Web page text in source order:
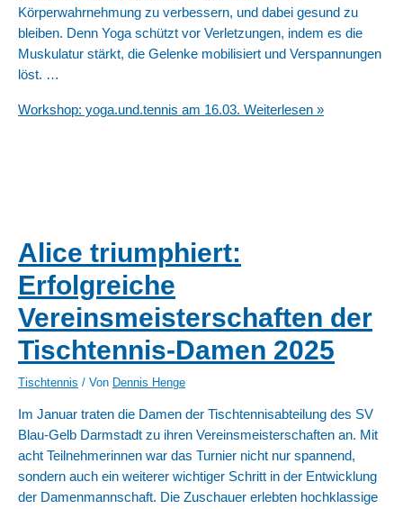
Körperwahrnehmung zu verbessern, und dabei gesund zu
bleiben. Denn Yoga schützt vor Verletzungen, indem es die
Muskulatur stärkt, die Gelenke mobilisiert und Verspannungen
löst. …
Workshop: yoga.und.tennis am 16.03. Weiterlesen »
Alice triumphiert:
Erfolgreiche
Vereinsmeisterschaften der
Tischtennis-Damen 2025
Tischtennis / Von Dennis Henge
Im Januar traten die Damen der Tischtennisabteilung des SV
Blau-Gelb Darmstadt zu ihren Vereinsmeisterschaften an. Mit
acht Teilnehmerinnen war das Turnier nicht nur spannend,
sondern auch ein weiterer wichtiger Schritt in der Entwicklung
der Damenmannschaft. Die Zuschauer erlebten hochklassige